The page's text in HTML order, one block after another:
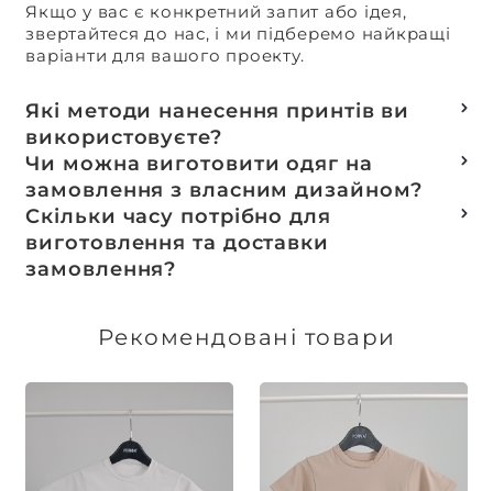
Якщо у вас є конкретний запит або ідея,
звертайтеся до нас, і ми підберемо найкращі
варіанти для вашого проекту.
Які методи нанесення принтів ви
використовуєте?
Термотранферний
Шовкотрафаретний
DTF – друк
Машинна вишивка
Чи можна виготовити одяг на
замовлення з власним дизайном?
Так, ми спеціалізуємося на розробці колекцій
та мерчу під ключ, цей процес включає підбір
тканин, розробку лекал, дизай та
завершується пошиттям готового виробу.
Скільки часу потрібно для
виготовлення та доставки
замовлення?
виготовлення індивідуальних замовлень
Рекомендовані товари